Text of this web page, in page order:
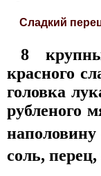
Сладкий
8
красного
головка
рубленого
наполовину
соль,